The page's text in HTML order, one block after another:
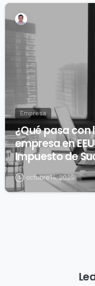
Empresa
¿Qué pasa con
empresa en
Impuesto de
octubre 14, 2025